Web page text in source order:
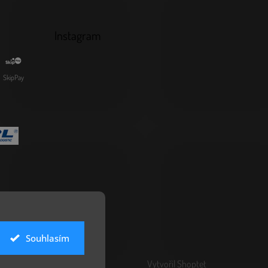
Souhlasím
SkipPay
Vytvořil Shoptet